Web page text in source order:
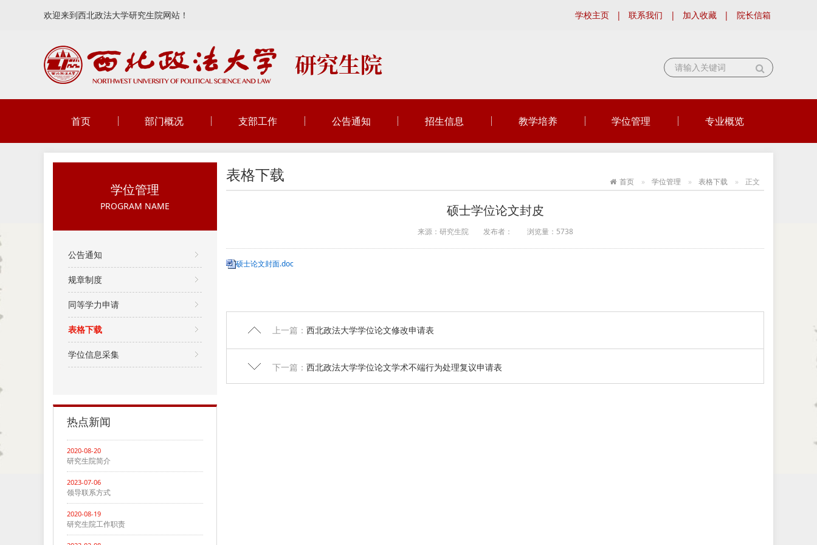
欢迎来到西北政法大学研究生院网站！ 学校主页 | 联系我们 | 加入收藏 | 院长信箱
首页 部门概况 支部工作 公告通知 招生信息 教学培养 学位管理 专业概览
学位管理
PROGRAM NAME
公告通知
规章制度
同等学力申请
表格下载
学位信息采集
热点新闻
2020-08-20
研究生院简介
2023-07-06
领导联系方式
2020-08-19
研究生院工作职责
首页 学位管理 表格下载 正文
表格下载
硕士学位论文封皮
来源：研究生院 发布者： 浏览量： 5738
硕士论文封面.doc
上一篇： 西北政法大学学位论文修改申请表
下一篇： 西北政法大学学位论文学术不端行为处理复议申请表